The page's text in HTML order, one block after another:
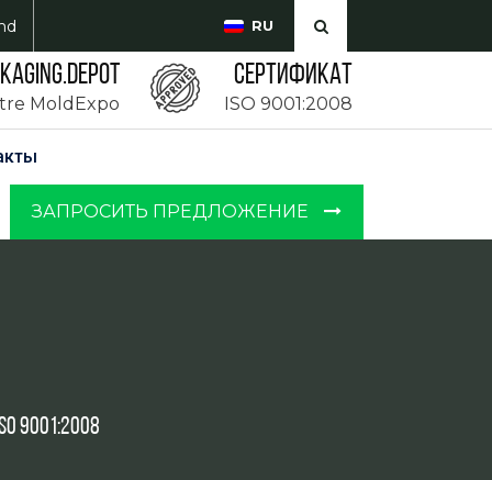
RU
MoldExpo
Сертификат
ISO 9001:2008
ЗАПРОСИТЬ ПРЕДЛОЖЕНИЕ
9001:2008